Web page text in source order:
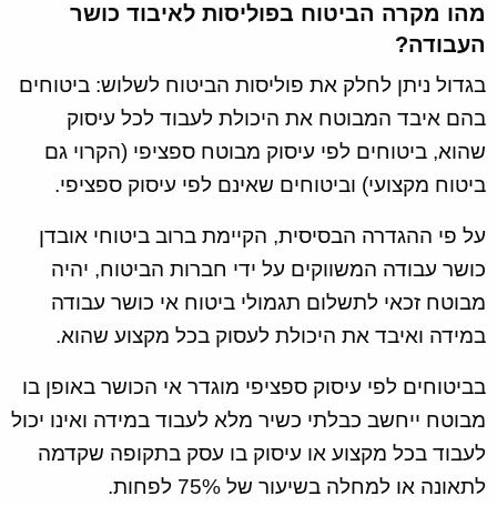
מהו מקרה הביטוח בפוליסות לאיבוד כושר
העבודה?
בגדול ניתן לחלק את פוליסות הביטוח לשלוש: ביטוחים
בהם איבד המבוטח את היכולת לעבוד לכל עיסוק
שהוא, ביטוחים לפי עיסוק מבוטח ספציפי (הקרוי גם
ביטוח מקצועי) וביטוחים שאינם לפי עיסוק ספציפי.
על פי ההגדרה הבסיסית, הקיימת ברוב ביטוחי אובדן
כושר עבודה המשווקים על ידי חברות הביטוח, יהיה
מבוטח זכאי לתשלום תגמולי ביטוח אי כושר עבודה
במידה ואיבד את היכולת לעסוק בכל מקצוע שהוא.
בביטוחים לפי עיסוק ספציפי מוגדר אי הכושר באופן בו
מבוטח ייחשב כבלתי כשיר מלא לעבוד במידה ואינו יכול
לעבוד בכל מקצוע או עיסוק בו עסק בתקופה שקדמה
לתאונה או למחלה בשיעור של 75% לפחות.